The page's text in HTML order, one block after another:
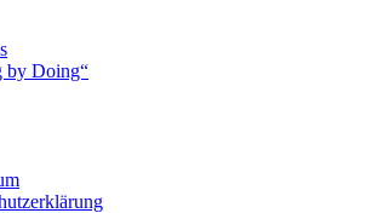
by Doing“